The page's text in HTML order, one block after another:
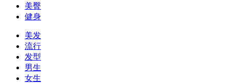
美臀
健身
美发
流行
发型
男生
女生